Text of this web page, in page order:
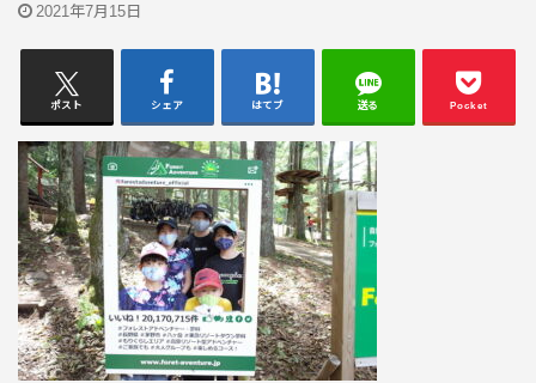
2021年7月15日
ポスト シェア はてブ 送る Pocket